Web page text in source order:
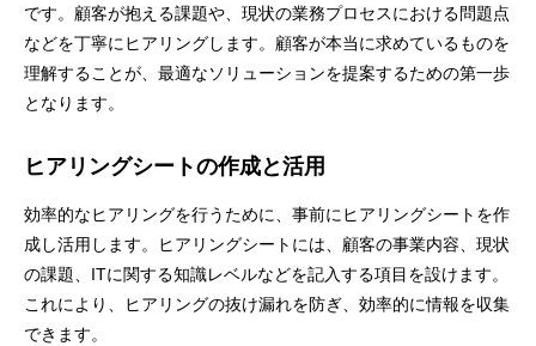
です。顧客が抱える課題や、現状の業務プロセスにおける問題点
などを丁寧にヒアリングします。顧客が本当に求めているものを
理解することが、最適なソリューションを提案するための第一歩
となります。
ヒアリングシートの作成と活用
効率的なヒアリングを行うために、事前にヒアリングシートを作
成し活用します。ヒアリングシートには、顧客の事業内容、現状
の課題、ITに関する知識レベルなどを記入する項目を設けます。
これにより、ヒアリングの抜け漏れを防ぎ、効率的に情報を収集
できます。